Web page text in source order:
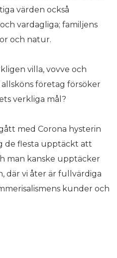
värden också
vardagliga; familjens
och natur.
villa, vovve och
företag försöker
verkliga mål?
med Corona hysterin
de flesta upptäckt att
man kanske upptäcker
där vi åter är fullvärdiga
kunder och